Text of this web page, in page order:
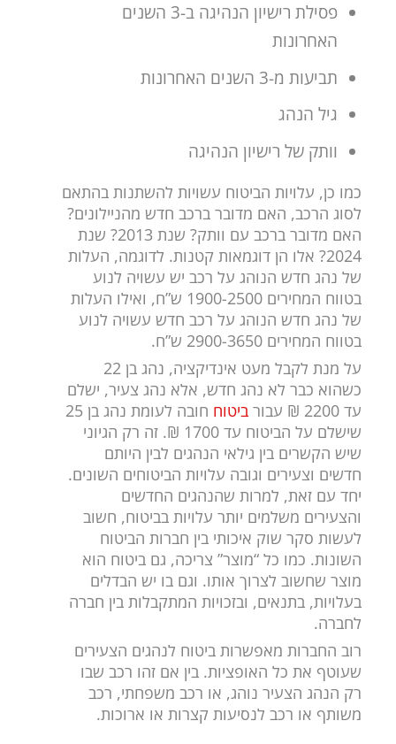
פסילת רישיון הנהיגה ב-3 השנים
האחרונות
תביעות מ-3 השנים האחרונות
גיל הנהג
וותק של רישיון הנהיגה
כמו כן, עלויות הביטוח עשויות להשתנות בהתאם
לסוג הרכב, האם מדובר ברכב חדש מהניילונים?
האם מדובר ברכב עם וותק? שנת 2013? שנת
2024? אלו הן דוגמאות קטנות. לדוגמה, העלות
של נהג חדש הנוהג על רכב יש עשויה לנוע
בטווח המחירים 1900-2500 ש”ח, ואילו העלות
של נהג חדש הנוהג על רכב חדש עשויה לנוע
בטווח המחירים 2900-3650 ש”ח.
על מנת לקבל מעט אינדיקציה, נהג בן 22
כשהוא כבר לא נהג חדש, אלא נהג צעיר, ישלם
עד 2200 ₪ עבור
ביטוח
חובה לעומת נהג בן 25
שישלם על הביטוח עד 1700 ₪. זה רק הגיוני
שיש הקשרים בין גילאי הנהגים לבין היותם
חדשים וצעירים וגובה עלויות הביטוחים השונים.
יחד עם זאת, למרות שהנהגים החדשים
והצעירים משלמים יותר עלויות בביטוח, חשוב
לעשות סקר שוק איכותי בין חברות הביטוח
השונות. כמו כל “מוצר” צריכה, גם ביטוח הוא
מוצר שחשוב לצרוך אותו. וגם בו יש הבדלים
בעלויות, בתנאים, ובזכויות המתקבלות בין חברה
לחברה.
רוב החברות מאפשרות ביטוח לנהגים הצעירים
שעוטף את כל האופציות. בין אם זהו רכב שבו
רק הנהג הצעיר נוהג, או רכב משפחתי, רכב
משותף או רכב לנסיעות קצרות או ארוכות.